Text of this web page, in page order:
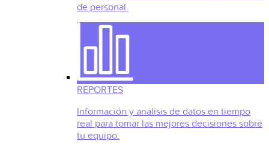
de personal.
REPORTES
Información y análisis de datos en tiempo
real para tomar las mejores decisiones sobre
tu equipo.